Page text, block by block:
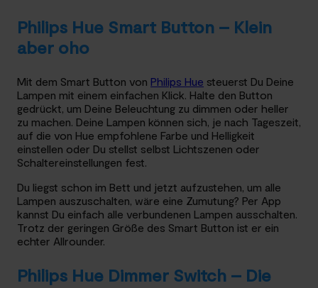
Philips Hue Smart Button – Klein
aber oho
Mit dem Smart Button von Philips Hue steuerst Du Deine
Lampen mit einem einfachen Klick. Halte den Button
gedrückt, um Deine Beleuchtung zu dimmen oder heller
zu machen. Deine Lampen können sich, je nach Tageszeit,
auf die von Hue empfohlene Farbe und Helligkeit
einstellen oder Du stellst selbst Lichtszenen oder
Schaltereinstellungen fest.
Du liegst schon im Bett und jetzt aufzustehen, um alle
Lampen auszuschalten, wäre eine Zumutung? Per App
kannst Du einfach alle verbundenen Lampen ausschalten.
Trotz der geringen Größe des Smart Button ist er ein
echter Allrounder.
Philips Hue Dimmer Switch – Die